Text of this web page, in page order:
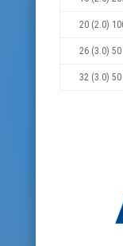
20 (2.0)
26 (3.0) 50
32 (3.0) 50